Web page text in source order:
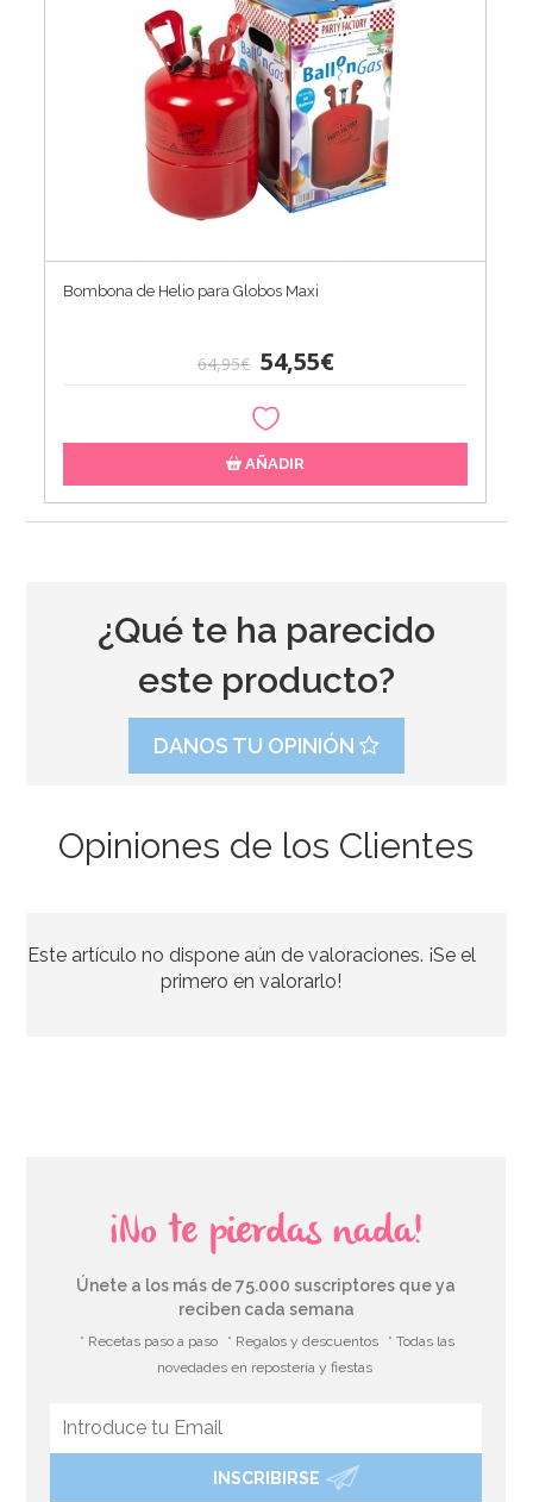
Bombona de Helio para Globos Maxi
64,95€ 54,55€
AÑADIR
¿Qué te ha parecido
este producto?
DANOS TU OPINIÓN
Opiniones de los Clientes
Este artículo no dispone aún de valoraciones. ¡Se el
primero en valorarlo!
¡No te pierdas nada!
Únete a los más de 75.000 suscriptores que ya
reciben cada semana
* Recetas paso a paso * Regalos y descuentos
* Todas las
novedades en repostería y fiestas
INSCRIBIRSE